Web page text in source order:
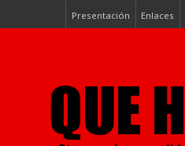
Presentación Enlaces